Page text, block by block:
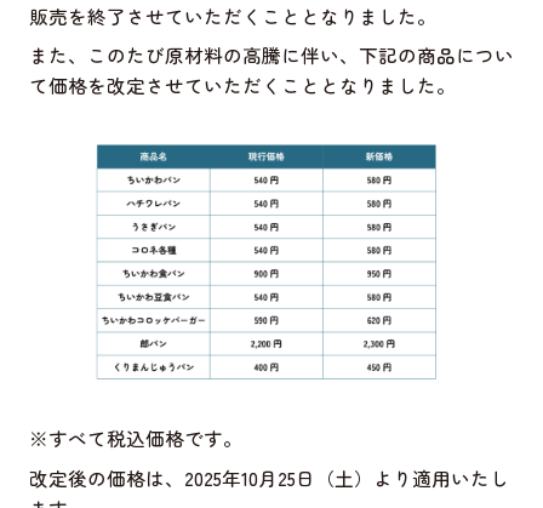
販売を終了させていただくこととなりました。
また、このたび原材料の高騰に伴い、下記の商品につい
て価格を改定させていただくこととなりました。
※すべて税込価格です。
改定後の価格は、2025年10月25日（土）より適用いたし